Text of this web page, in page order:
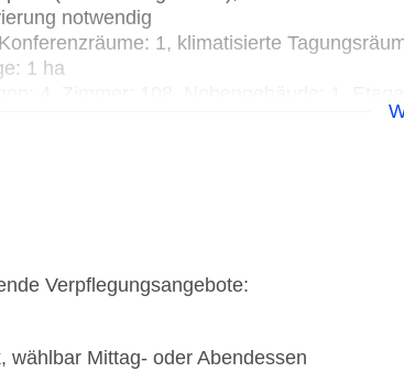
notwendig
1, klimatisierte
1 ha
Verpflegungsangebote:
wählbar Mittag- oder Abendessen